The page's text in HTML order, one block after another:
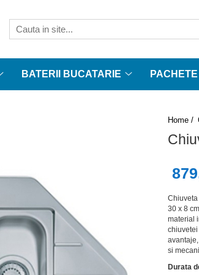
BATERII BUCATARIE PACHETE
Home /
Chiuveta
30 x 8
material
si
Durata